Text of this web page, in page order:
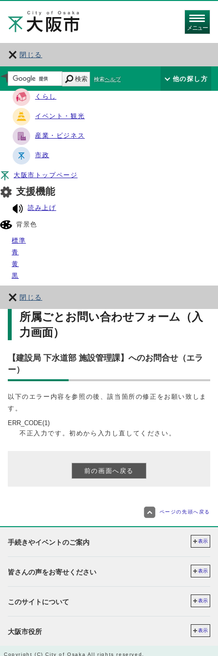
メニュー
閉じる
サイト・ナビ
くらし
イベント・観光
産業・ビジネス
市政
大阪市トップページ
支援機能
読み上げ
背景色
標準
青
黄
黒
閉じる
検索 検索ヘルプ 他の探し方
所属ごとお問い合わせフォーム（入
力画面）
【建設局 下水道部 施設管理課】へのお問合せ（エラ
ー）
以下のエラー内容を参照の後、該当箇所の修正をお願い致しま
す。
ERR_CODE(1)
不正入力です。初めから入力し直してください。
ページの先頭へ戻る
手続きやイベントのご案内 表示
皆さんの声をお寄せください 表示
このサイトについて 表示
大阪市役所 表示
Copyright (C) City of Osaka All rights reserved.